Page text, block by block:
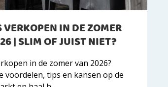
VERKOPEN IN DE ZOMER
| SLIM OF JUIST NIET?
in de zomer van 2026?
voordelen, tips en kansen op de